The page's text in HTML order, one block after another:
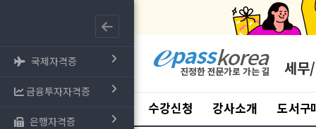
국제자격증
금융투자자격증
은행자격증
세무
수강신청 강사소개 도서구